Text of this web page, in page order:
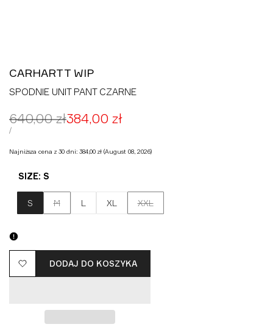
CARHARTT WIP
SPODNIE UNIT PANT CZARNE
Cena
regularna
640,00 złCena
384,00 zł
CENA
/ZA
Najniższa cena z 30 dni: 384,00 zł (August 08, 2026)
SIZE: S
S
Wariant
wyprzedany
M L XL
Wariant
wyprzedany
XXL
DODAJ DO KOSZYKA
Dodaj